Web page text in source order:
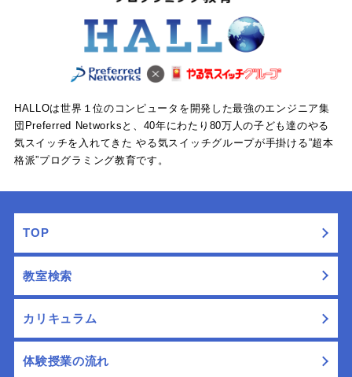
HALLOは世界１位のコンピュータを開発した最強のエンジニア集
団Preferred Networksと、40年にわたり80万人の子ども達のやる
気スイッチを入れてきた やる気スイッチグループが手掛ける”超本
格派”プログラミング教育です。
TOP
教室検索
カリキュラム
体験授業の流れ